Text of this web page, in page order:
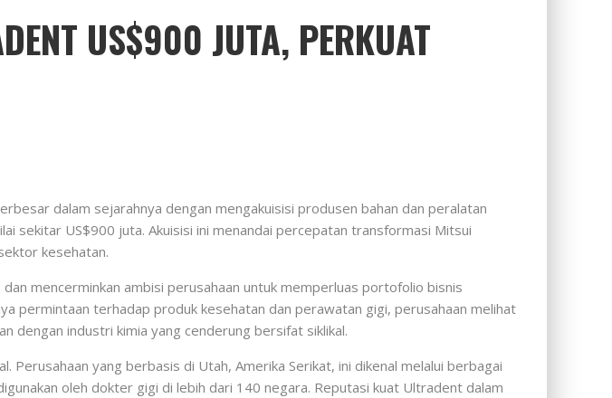
US$900 JUTA, PERKUAT
dalam sejarahnya dengan mengakuisisi produsen bahan dan peralatan
sekitar US$900 juta. Akuisisi ini menandai percepatan transformasi Mitsui
kesehatan.
mencerminkan ambisi perusahaan untuk memperluas portofolio bisnis
permintaan terhadap produk kesehatan dan perawatan gigi, perusahaan melihat
dengan industri kimia yang cenderung bersifat siklikal.
yang berbasis di Utah, Amerika Serikat, ini dikenal melalui berbagai
oleh dokter gigi di lebih dari 140 negara. Reputasi kuat Ultradent dalam